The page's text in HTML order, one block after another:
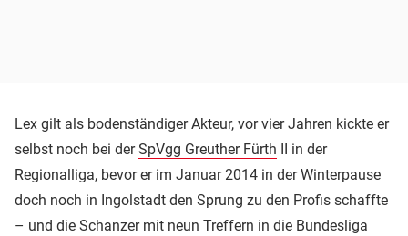
Lex gilt als bodenständiger Akteur, vor vier Jahren kickte er
selbst noch bei derSpVgg Greuther Fürth II in der
Regionalliga, bevor er im Januar 2014 in der Winterpause
doch noch in Ingolstadt den Sprung zu den Profis schaffte
– und die Schanzer mit neun Treffern in die Bundesliga